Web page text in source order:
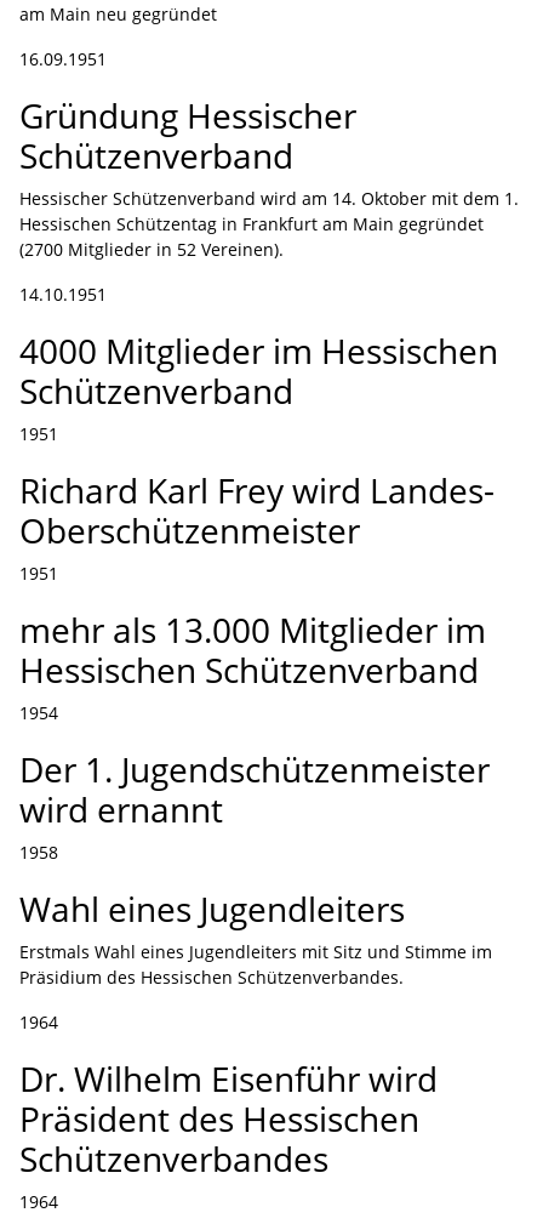
am Main neu gegründet
16.09.1951
Gründung Hessischer
Schützenverband
Hessischer Schützenverband wird am 14. Oktober mit dem 1.
Hessischen Schützentag in Frankfurt am Main gegründet
(2700 Mitglieder in 52 Vereinen).
14.10.1951
4000 Mitglieder im Hessischen
Schützenverband
1951
Richard Karl Frey wird Landes-
Oberschützenmeister
1951
mehr als 13.000 Mitglieder im
Hessischen Schützenverband
1954
Der 1. Jugendschützenmeister
wird ernannt
1958
Wahl eines Jugendleiters
Erstmals Wahl eines Jugendleiters mit Sitz und Stimme im
Präsidium des Hessischen Schützenverbandes.
1964
Dr. Wilhelm Eisenführ wird
Präsident des Hessischen
Schützenverbandes
1964